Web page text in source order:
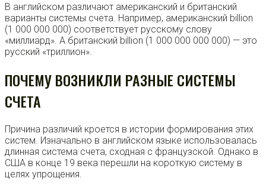
В английском различают американский и британский
варианты системы счета. Например, американский billion
(1 000 000 000) соответствует русскому слову
«миллиард». А британский billion (1 000 000 000 000) — это
русский «триллион».
ПОЧЕМУ ВОЗНИКЛИ РАЗНЫЕ СИСТЕМЫ
СЧЕТА
Причина различий кроется в истории формирования этих
систем. Изначально в английском языке использовалась
длинная система счета, сходная с французской. Однако в
США в конце 19 века перешли на короткую систему в
целях упрощения.